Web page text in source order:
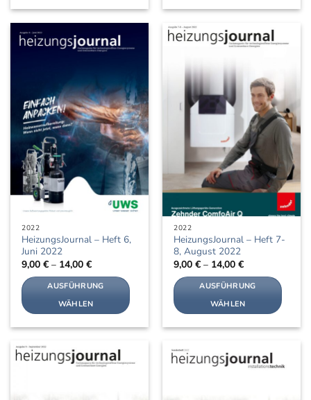
weist
mehrere
Optionen
können
auf
der
Produktseite
gewählt
werden
weist
auf.
Die
Optionen
können
Produktseite
gewählt
werden
2022
HeizungsJournal – Heft 6,
Juni 2022
9,00€ – 14,00€
AUSFÜHRUNG
WÄHLEN
weist
mehrere
2022
HeizungsJournal – Heft 7-
8, August 2022
9,00€ – 14,00€
AUSFÜHRUNG
WÄHLEN
weist
mehrere